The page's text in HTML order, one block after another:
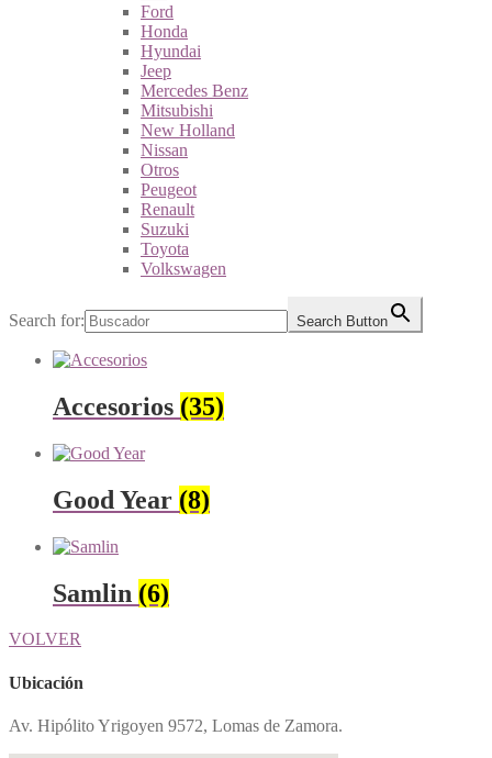
Ford
Honda
Hyundai
Jeep
Mercedes Benz
Mitsubishi
New Holland
Nissan
Otros
Peugeot
Renault
Suzuki
Toyota
Volkswagen
Search for: Search Button
Accesorios (35)
Good Year (8)
Samlin (6)
VOLVER
Ubicación
Av. Hipólito Yrigoyen 9572, Lomas de Zamora.